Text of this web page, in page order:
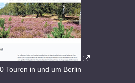
Touren in und um Berlin